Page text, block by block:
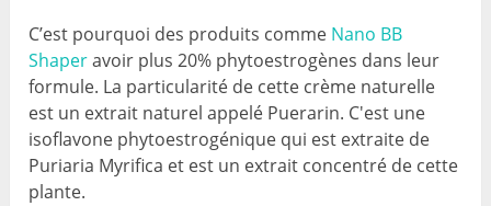
C’est pourquoi des produits comme Nano BB
Shaperavoir plus 20% phytoestrogènes dans leur
formule. La particularité de cette crème naturelle
est un extrait naturel appelé Puerarin. C'est une
isoflavone phytoestrogénique qui est extraite de
Puriaria Myrifica et est un extrait concentré de cette
plante.